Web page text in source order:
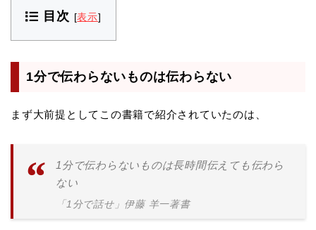
目次 [表示]
1分で伝わらないものは伝わらない
まず大前提としてこの書籍で紹介されていたのは、
1分で伝わらないものは長時間伝えても伝わら
ない
「1分で話せ」伊藤 羊一著書